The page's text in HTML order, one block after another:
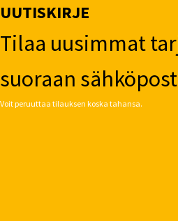
UUTISKIRJE
Tilaa uusimmat
suoraan
Voit peruuttaa tilauksen koska tahansa.